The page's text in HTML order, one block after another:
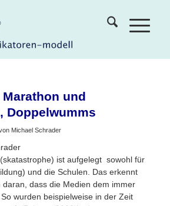
und
Doppelwumms
Michael Schrader
ist aufgelegt  sowohl für
und die Schulen. Das erkennt
dass die Medien dem immer
wurden beispielweise in der Zeit